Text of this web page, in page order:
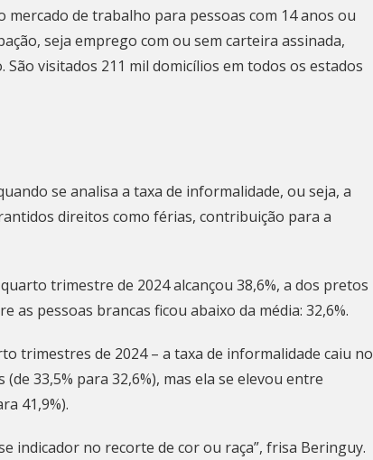
de trabalho para pessoas com 14 anos ou
seja emprego com ou sem carteira assinada,
visitados 211 mil domicílios em todos os estados
se analisa a taxa de informalidade, ou seja, a
direitos como férias, contribuição para a
trimestre de 2024 alcançou 38,6%, a dos pretos
as pessoas brancas ficou abaixo da média: 32,6%.
trimestres de 2024 – a taxa de informalidade caiu no
33,5% para 32,6%), mas ela se elevou entre
41,9%).
indicador no recorte de cor ou raça”, frisa Beringuy.